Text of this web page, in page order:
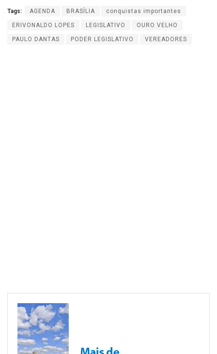
Tags: AGENDA BRASÍLIA conquistas importantes
ERIVONALDO LOPES LEGISLATIVO OURO VELHO
PAULO DANTAS PODER LEGISLATIVO VEREADORES